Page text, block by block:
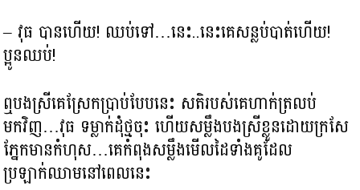
– វុធ បានហើយ! ឈប់ទៅ…នេះ..នេះគេសន្លប់បាត់ហើយ!
ប្អូនឈប់!
ឮបងស្រីគេស្រែកប្រាប់បែបនេះ សតិរបស់គេហាក់ត្រលប់
មកវិញ…វុធ ទម្លាក់ដុំថ្មចុះ ហើយសម្លឹងបងស្រីខ្លួនដោយក្រសែ
ភ្នែកមានកំហុស…គេកំពុងសម្លឹងមើលដៃទាំងគូដែល
ប្រឡាក់ឈាមនៅពេលនេះ